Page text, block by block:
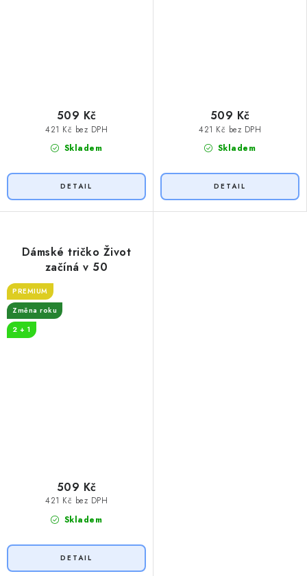
Skladem
421 Kč bez DPH
509 Kč
Skladem
421 Kč bez DPH
509 Kč
Dámské tričko Život
začíná v 50
PREMIUM
Změna roku
2 + 1
Skladem
421 Kč bez DPH
509 Kč